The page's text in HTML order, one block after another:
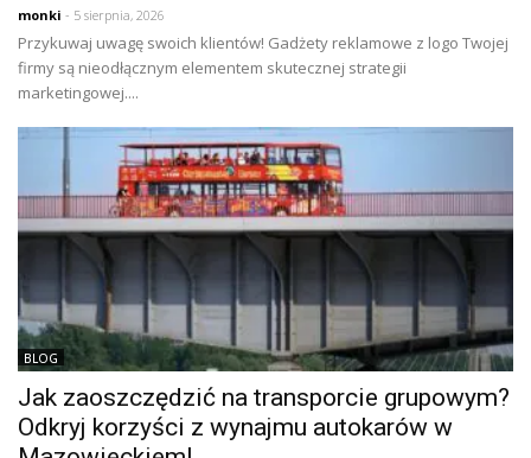
monki - 5 sierpnia, 2026
Przykuwaj uwagę swoich klientów! Gadżety reklamowe z logo Twojej
firmy są nieodłącznym elementem skutecznej strategii
marketingowej....
BLOG
Jak zaoszczędzić na transporcie grupowym?
Odkryj korzyści z wynajmu autokarów w